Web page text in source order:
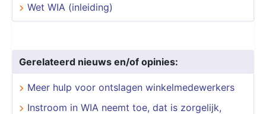
Wet WIA (inleiding)
Gerelateerd nieuws en/of opinies:
Meer hulp voor ontslagen winkelmedewerkers
​​​​​​​Instroom in WIA neemt toe, dat is zorgelijk,